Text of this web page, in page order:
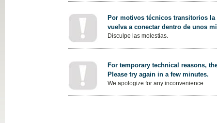
Por motivos técnicos transitorios
vuelva a conectar dentro de unos
Disculpe las molestias.
For temporary technical reasons,
Please try again in a few minutes.
We apologize for any inconvenience.